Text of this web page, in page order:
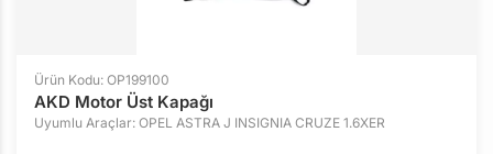
Ürün Kodu: OP199100
AKD Motor Üst Kapağı
Uyumlu Araçlar: OPEL ASTRA J INSIGNIA CRUZE 1.6XER